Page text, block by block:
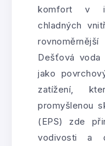
komfort v
chladných
Dešťová
jako
zatížení,
promyšlenou
(EPS) zde
vodivosti a